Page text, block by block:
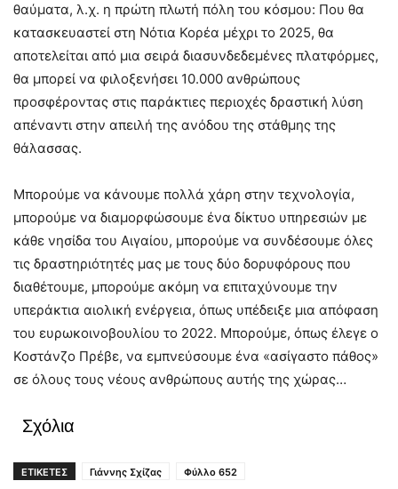
θαύματα, λ.χ. η πρώτη πλωτή πόλη του κόσμου: Που θα
κατασκευαστεί στη Νότια Κορέα μέχρι το 2025, θα
αποτελείται από μια σειρά διασυνδεδεμένες πλατφόρμες,
θα μπορεί να φιλοξενήσει 10.000 ανθρώπους
προσφέροντας στις παράκτιες περιοχές δραστική λύση
απέναντι στην απειλή της ανόδου της στάθμης της
θάλασσας.
Μπορούμε να κάνουμε πολλά χάρη στην τεχνολογία,
μπορούμε να διαμορφώσουμε ένα δίκτυο υπηρεσιών με
κάθε νησίδα του Αιγαίου, μπορούμε να συνδέσουμε όλες
τις δραστηριότητές μας με τους δύο δορυφόρους που
διαθέτουμε, μπορούμε ακόμη να επιταχύνουμε την
υπεράκτια αιολική ενέργεια, όπως υπέδειξε μια απόφαση
του ευρωκοινοβουλίου το 2022. Μπορούμε, όπως έλεγε ο
Κοστάνζο Πρέβε, να εμπνεύσουμε ένα «ασίγαστο πάθος»
σε όλους τους νέους ανθρώπους αυτής της χώρας…
Σχόλια
ΕΤΙΚΕΤΕΣ Γιάννης Σχίζας Φύλλο 652